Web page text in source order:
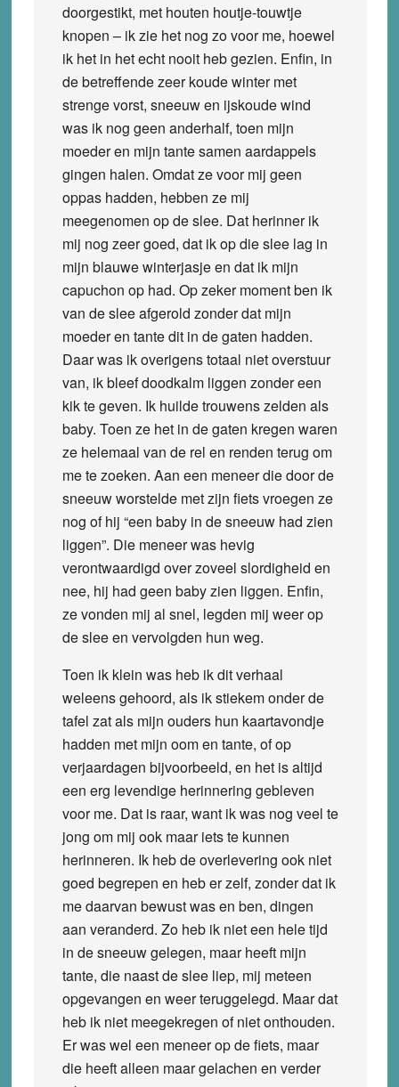
doorgestikt, met houten houtje-touwtje
knopen – ik zie het nog zo voor me, hoewel
ik het in het echt nooit heb gezien. Enfin, in
de betreffende zeer koude winter met
strenge vorst, sneeuw en ijskoude wind
was ik nog geen anderhalf, toen mijn
moeder en mijn tante samen aardappels
gingen halen. Omdat ze voor mij geen
oppas hadden, hebben ze mij
meegenomen op de slee. Dat herinner ik
mij nog zeer goed, dat ik op die slee lag in
mijn blauwe winterjasje en dat ik mijn
capuchon op had. Op zeker moment ben ik
van de slee afgerold zonder dat mijn
moeder en tante dit in de gaten hadden.
Daar was ik overigens totaal niet overstuur
van, ik bleef doodkalm liggen zonder een
kik te geven. Ik huilde trouwens zelden als
baby. Toen ze het in de gaten kregen waren
ze helemaal van de rel en renden terug om
me te zoeken. Aan een meneer die door de
sneeuw worstelde met zijn fiets vroegen ze
nog of hij “een baby in de sneeuw had zien
liggen”. Die meneer was hevig
verontwaardigd over zoveel slordigheid en
nee, hij had geen baby zien liggen. Enfin,
ze vonden mij al snel, legden mij weer op
de slee en vervolgden hun weg.
Toen ik klein was heb ik dit verhaal
weleens gehoord, als ik stiekem onder de
tafel zat als mijn ouders hun kaartavondje
hadden met mijn oom en tante, of op
verjaardagen bijvoorbeeld, en het is altijd
een erg levendige herinnering gebleven
voor me. Dat is raar, want ik was nog veel te
jong om mij ook maar iets te kunnen
herinneren. Ik heb de overlevering ook niet
goed begrepen en heb er zelf, zonder dat ik
me daarvan bewust was en ben, dingen
aan veranderd. Zo heb ik niet een hele tijd
in de sneeuw gelegen, maar heeft mijn
tante, die naast de slee liep, mij meteen
opgevangen en weer teruggelegd. Maar dat
heb ik niet meegekregen of niet onthouden.
Er was wel een meneer op de fiets, maar
die heeft alleen maar gelachen en verder